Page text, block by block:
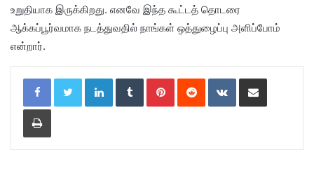
உறுதியாக இருக்கிறது. எனவே இந்த கூட்டத் தொடரை
ஆக்கப்பூர்வமாக நடத்துவதில் நாங்கள் ஒத்துழைப்பு அளிப்போம்
என்றார்.
LinkedIn Tumblr Pinterest Reddit VKontakte
Print